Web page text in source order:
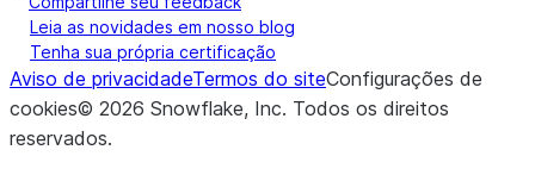
Leia as novidades em nosso blog
Tenha sua própria certificação
Aviso de privacidadeTermos do siteConfigurações de
cookies© 2026 Snowflake, Inc. Todos os direitos
reservados.